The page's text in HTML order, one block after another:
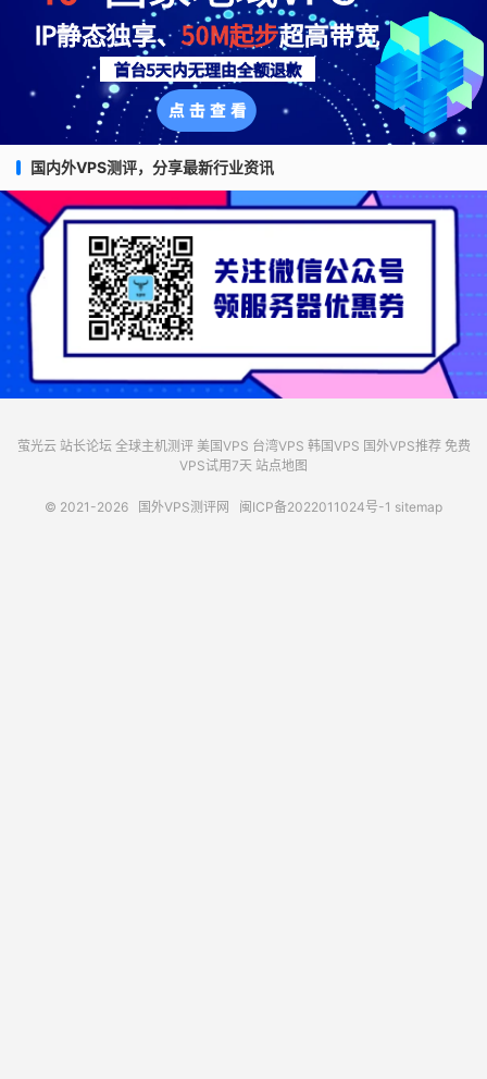
国内外VPS测评，分享最新行业资讯
萤光云 站长论坛 全球主机测评 美国VPS 台湾VPS 韩国VPS 国外VPS推荐 免费
VPS试用7天 站点地图
© 2021-2026 国外VPS测评网 闽ICP备2022011024号-1 sitemap